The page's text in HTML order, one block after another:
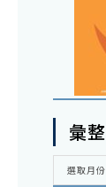
彙整
彙
選取月份